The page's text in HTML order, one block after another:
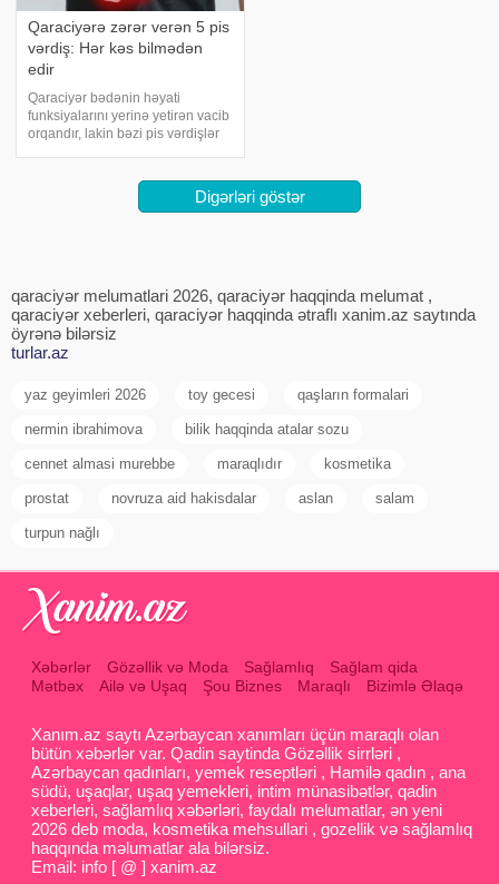
Qaraciyərə zərər verən 5 pis
vərdiş: Hər kəs bilmədən
edir
Qaraciyər bədənin həyati
funksiyalarını yerinə yetirən vacib
orqandır, lakin bəzi pis vərdişlər
vərdişlər aşağıdakılardır:.
Həddindən artıq alkoqol
Digərləri göstər
qaraciyər melumatlari 2026, qaraciyər haqqinda melumat ,
qaraciyər xeberleri, qaraciyər haqqinda ətraflı xanim.az saytında
öyrənə bilərsiz
turlar.az
yaz geyimleri 2026 toy gecesi qaşların formalari
nermin ibrahimova bilik haqqinda atalar sozu
cennet almasi murebbe maraqlıdır kosmetika
prostat novruza aid hakisdalar aslan salam
turpun nağlı
Xəbərlər Gözəllik və Moda Sağlamlıq
Sağlam qida
Mətbəx
Ailə və Uşaq Şou Biznes Maraqlı Bizimlə Əlaqə
Xanım.az saytı Azərbaycan xanımları üçün maraqlı olan
bütün xəbərlər var. Qadin saytinda Gözəllik sirrləri ,
Azərbaycan qadınları, yemek reseptləri , Hamilə qadın , ana
südü, uşaqlar, uşaq yemekleri, intim münasibətlər, qadin
xeberleri, sağlamlıq xəbərləri, faydalı melumatlar, ən yeni
2026 deb moda, kosmetika mehsullari , gozellik və sağlamlıq
haqqında məlumatlar ala bilərsiz.
Email: info [ @ ] xanim.az